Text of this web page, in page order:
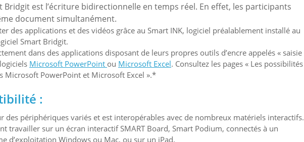
Bridgit est l’écriture bidirectionnelle en temps réel. En effet, les participants
document simultanément.
des applications et des vidéos grâce au Smart INK, logiciel préalablement installé au
Smart Bridgit.
dans des applications disposant de leurs propres outils d’encre appelés « saisie
Microsoft PowerPoint ou Microsoft Excel. Consultez les pages « Les possibilités
Microsoft PowerPoint et Microsoft Excel ».*
:
des périphériques variés et est interopérables avec de nombreux matériels interactifs.
travailler sur un écran interactif SMART Board, Smart Podium, connectés à un
d’exploitation Windows ou Mac, ou sur un iPad.